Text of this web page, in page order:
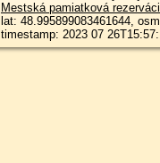
Mestská pamiatková
lat: 48.995899083461644,
timestamp: 2023 07